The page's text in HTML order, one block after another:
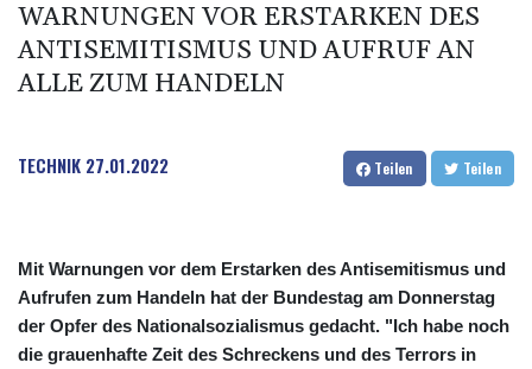
WARNUNGEN VOR ERSTARKEN DES
ANTISEMITISMUS UND AUFRUF AN
ALLE ZUM HANDELN
TECHNIK 27.01.2022 Teilen Teilen
Mit Warnungen vor dem Erstarken des Antisemitismus und
Aufrufen zum Handeln hat der Bundestag am Donnerstag
der Opfer des Nationalsozialismus gedacht. "Ich habe noch
die grauenhafte Zeit des Schreckens und des Terrors in